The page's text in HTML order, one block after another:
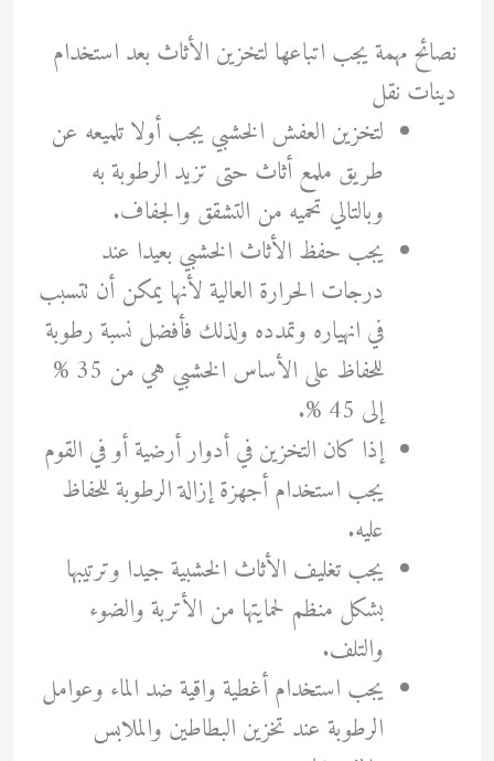
نصائح مهمة يجب اتباعها لتخزين الأثاث بعد استخدام
دينات نقل
لتخزين العفش الخشبي يجب أولا تلميعه عن
طريق ملمع أثاث حتى تزيد الرطوبة به
وبالتالي تحميه من التشقق والجفاف.
يجب حفظ الأثاث الخشبي بعيدا عند
درجات الحرارة العالية لأنها يمكن أن تتسبب
في انهياره وتمدده ولذلك فأفضل نسبة رطوبة
للحفاظ على الأساس الخشبي هي من 35 %
إلى 45 %.
إذا كان التخزين في أدوار أرضية أو في القوم
يجب استخدام أجهزة إزالة الرطوبة للحفاظ
عليه.
يجب تغليف الأثاث الخشبية جيدا وترتيبها
بشكل منظم لحمايتها من الأتربة والضوء
والتلف.
يجب استخدام أغطية واقية ضد الماء وعوامل
الرطوبة عند تخزين البطاطين والملابس